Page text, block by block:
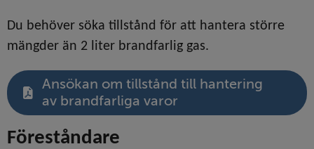
Du behöver söka tillstånd för att hantera större
mängder än 2 liter brandfarlig gas.
Ansökan om tillstånd till hantering
av brandfarliga varor
Föreståndare